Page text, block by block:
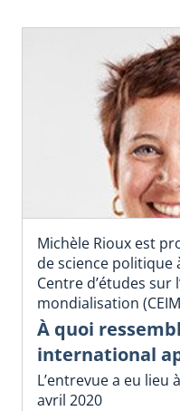
Michèle Rioux est
de science politique
Centre d’études sur
mondialisation
À quoi
international
L’entrevue a eu lieu
avril 2020